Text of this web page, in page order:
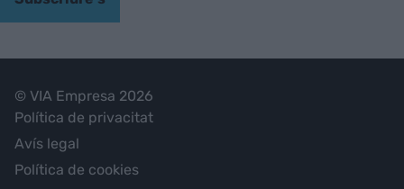
© VIA Empresa 2026
Política de privacitat
Avís legal
Política de cookies